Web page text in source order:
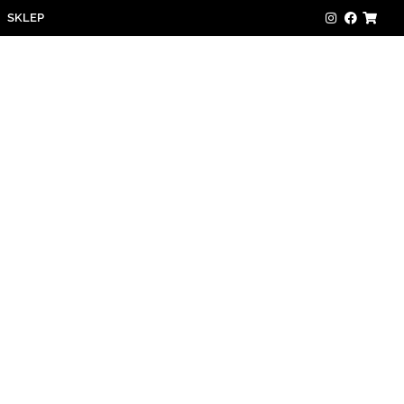
SKLEP